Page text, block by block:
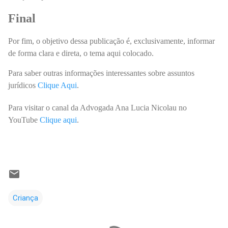
Final
Por fim, o objetivo dessa publicação é, exclusivamente, informar
de forma clara e direta, o tema aqui colocado.
Para saber outras informações interessantes sobre assuntos
jurídicos Clique Aqui.
Para visitar o canal da Advogada Ana Lucia Nicolau no
YouTube Clique aqui.
Criança